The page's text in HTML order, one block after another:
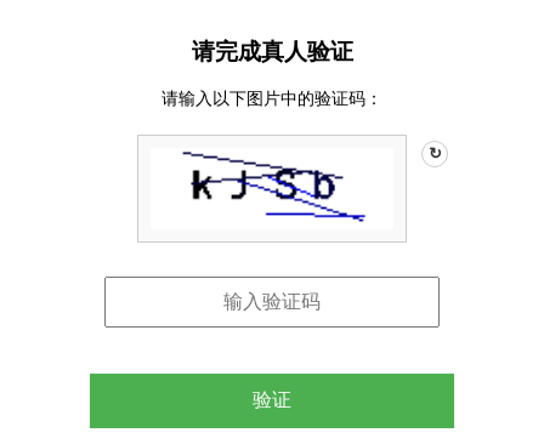
请完成真人验证
请输入以下图片中的验证码：
↻
验证